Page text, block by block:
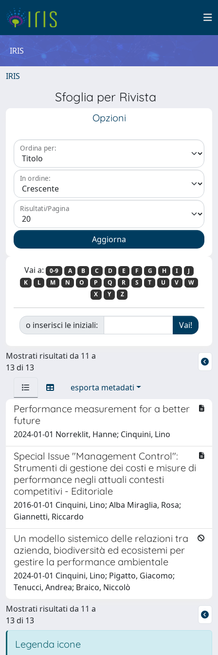
IRIS
IRIS
Sfoglia per Rivista
Opzioni
Ordina per:
In ordine:
Risultati/Pagina
Vai a: 0-9 A B C D E F G H I
J
K
L M N O P Q R S T U V
W
X
Y Z
o inserisci le iniziali:
Mostrati risultati da 11 a
13 di 13
esporta metadati
Performance measurement for a better
future
2024-01-01 Norreklit, Hanne; Cinquini, Lino
Special Issue "Management Control":
Strumenti di gestione dei costi e misure di
performance negli attuali contesti
competitivi - Editoriale
2016-01-01 Cinquini, Lino; Alba Miraglia, Rosa;
Giannetti, Riccardo
Un modello sistemico delle relazioni tra
azienda, biodiversità ed ecosistemi per
gestire la performance ambientale
2024-01-01 Cinquini, Lino; Pigatto, Giacomo;
Tenucci, Andrea; Braico, Niccolò
Mostrati risultati da 11 a
13 di 13
Legenda icone